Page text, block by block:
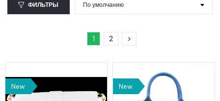
ФИЛЬТРЫ
По умолчанию
1 2 >
New New